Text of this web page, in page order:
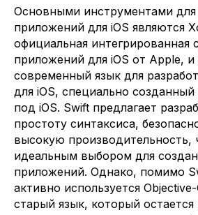
Основными инструментами для
приложений для iOS являются
официальная интегрированная
приложений для iOS от Apple,
современный язык для
для iOS, специально
под iOS. Swift предлагает
простоту синтаксиса,
высокую производительность,
идеальным выбором для
приложений. Однако, помимо
активно используется
старый язык, который